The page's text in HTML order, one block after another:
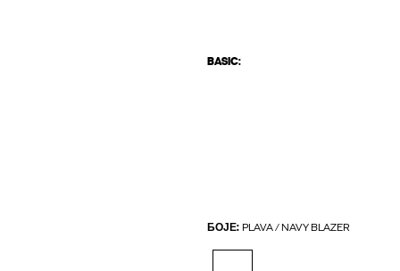
BASIC:
БОЈЕ: PLAVA / NAVY BLAZER